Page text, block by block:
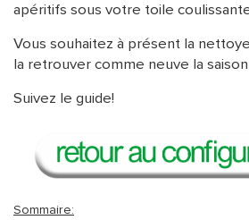
ACCESSOIRES
apéritifs sous votre toile
Vous souhaitez à présent la
la retrouver comme neuve la
Suivez le guide!
Sommaire: